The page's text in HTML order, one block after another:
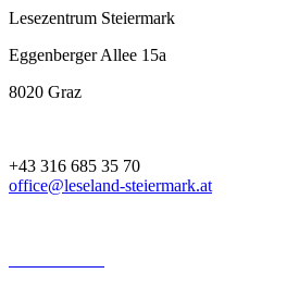
Lesezentrum Steiermark
Eggenberger Allee 15a
8020 Graz
+43 316 685 35 70
office@leseland-steiermark.at